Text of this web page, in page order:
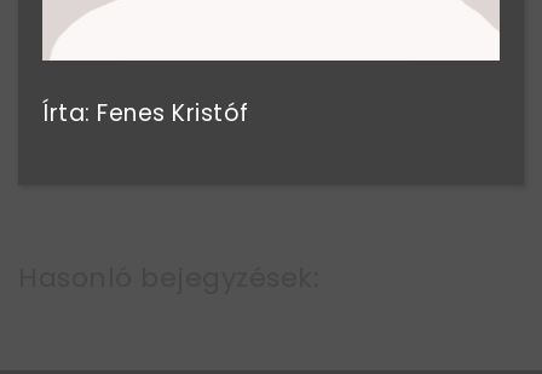
Írta: Fenes Kristóf